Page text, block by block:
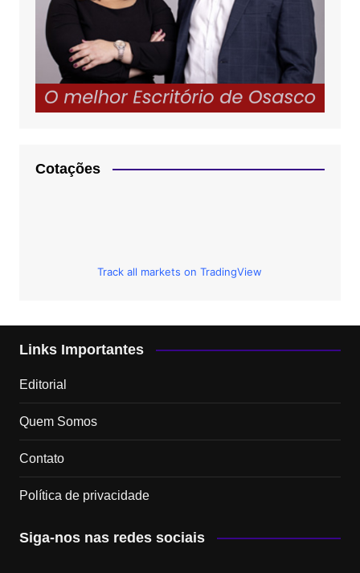
Cotações
Track all markets on TradingView
Links Importantes
Editorial
Quem Somos
Contato
Política de privacidade
Siga-nos nas redes sociais